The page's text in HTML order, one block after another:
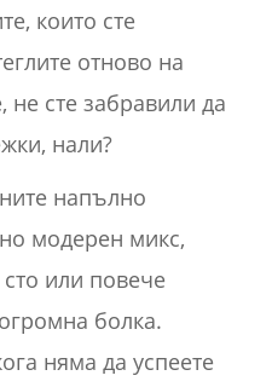
които сте
отново на
не сте забравили да
нали?
напълно
модерен микс,
или повече
болка.
няма да успеете